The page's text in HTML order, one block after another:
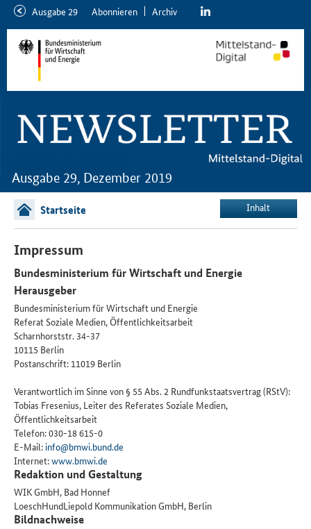
ältereAusgabe 29 Abon­nie­ren Ar­chiv linkedin
neuere
Ausgabe 29, Dezember 2019
Startseite Inhalt
Impressum
Bundesministerium für Wirtschaft und Energie
Herausgeber
Bundesministerium für Wirtschaft und Energie
Referat Soziale Medien, Öffentlichkeitsarbeit
Scharnhorststr. 34-37
10115 Berlin
Postanschrift: 11019 Berlin
Verantwortlich im Sinne von § 55 Abs. 2 Rundfunkstaatsvertrag (RStV):
Tobias Fresenius, Leiter des Referates Soziale Medien,
Öffentlichkeitsarbeit
Telefon: 030-18 615-0
E-Mail: info@bmwi.bund.de
Internet:www.bmwi.de
Redaktion und Gestaltung
WIK GmbH, Bad Honnef
LoeschHundLiepold Kommunikation GmbH, Berlin
Bildnachweise